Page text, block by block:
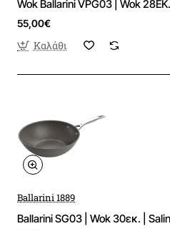
Wok Ballarini VPG03 | Wok
55,00€
Καλάθι
Ballarini 1889
Ballarini SG03 | Wok 30εκ. |